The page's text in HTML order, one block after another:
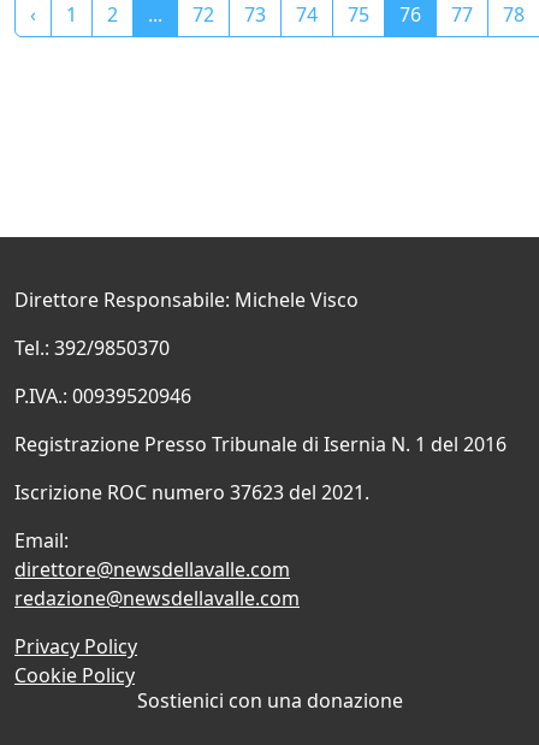
‹ 1 2 ... 72 73 74 75 76 77 78
Direttore Responsabile: Michele Visco
Tel.: 392/9850370
P.IVA.: 00939520946
Registrazione Presso Tribunale di Isernia N. 1 del 2016
Iscrizione ROC numero 37623 del 2021.
Email:
direttore@newsdellavalle.com
redazione@newsdellavalle.com
Privacy Policy
Cookie Policy
Sostienici con una donazione